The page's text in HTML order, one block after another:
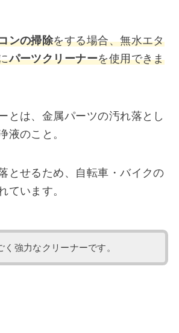
ンの掃除をする場合、無水エタ
パーツクリーナーを使用できま
とは、金属パーツの汚れ落とし
液のこと。
とせるため、自転車・バイクの
ています。
く強力なクリーナーです。